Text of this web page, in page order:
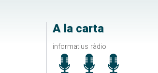
A la carta
informatius ràdio